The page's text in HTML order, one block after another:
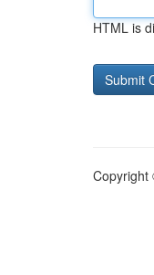
HTML is
Copyright